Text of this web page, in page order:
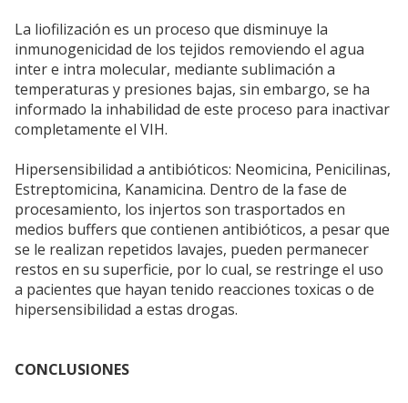
La liofilización es un proceso que disminuye la
inmunogenicidad de los tejidos removiendo el agua
inter e intra molecular, mediante sublimación a
temperaturas y presiones bajas, sin embargo, se ha
informado la inhabilidad de este proceso para inactivar
completamente el VIH.
Hipersensibilidad a antibióticos: Neomicina, Penicilinas,
Estreptomicina, Kanamicina. Dentro de la fase de
procesamiento, los injertos son trasportados en
medios buffers que contienen antibióticos, a pesar que
se le realizan repetidos lavajes, pueden permanecer
restos en su superficie, por lo cual, se restringe el uso
a pacientes que hayan tenido reacciones toxicas o de
hipersensibilidad a estas drogas.
CONCLUSIONES